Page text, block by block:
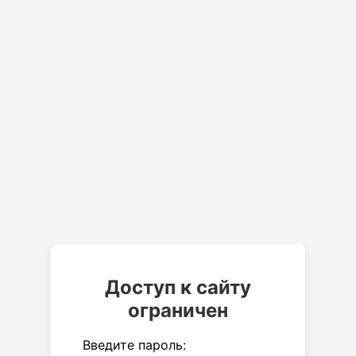
Доступ к сайту
ограничен
Введите пароль: